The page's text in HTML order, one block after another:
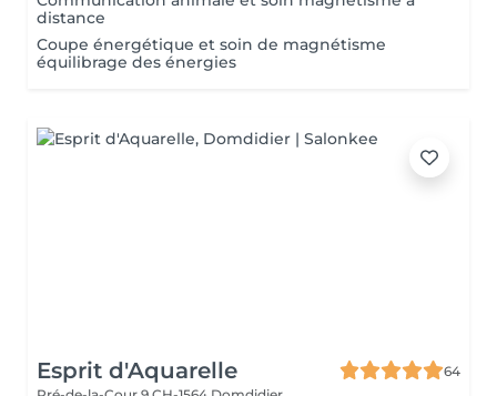
distance
Coupe énergétique et soin de magnétisme
équilibrage des énergies
Esprit d'Aquarelle
64